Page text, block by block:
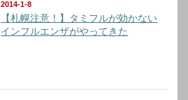
2014-1-8
【札幌注意！】タミフルが効かない
インフルエンザがやってきた